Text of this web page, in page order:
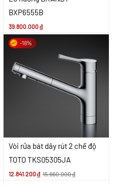
BXP6555B
39.800.000₫
-18%
Vòi rửa bát dây rút 2 chế độ
TOTO TKS05305JA
12.841.200₫ 15.660.000₫